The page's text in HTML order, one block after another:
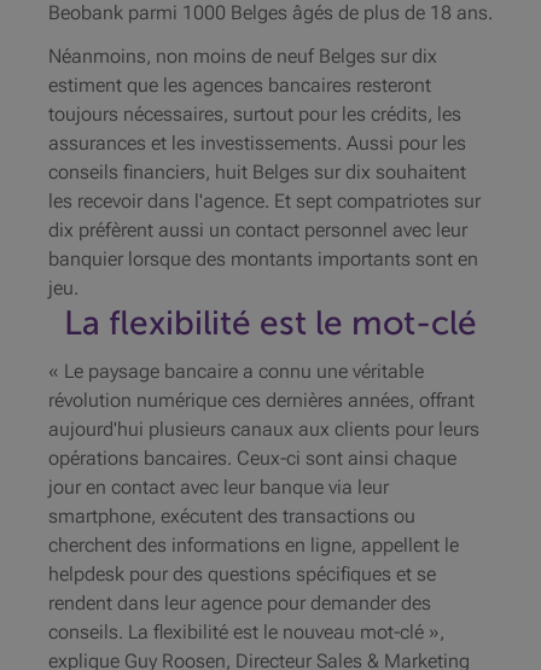
Beobank parmi 1000 Belges âgés de plus de 18 ans.
Néanmoins, non moins de neuf Belges sur dix
estiment que les agences bancaires resteront
toujours nécessaires, surtout pour les crédits, les
assurances et les investissements. Aussi pour les
conseils financiers, huit Belges sur dix souhaitent
les recevoir dans l'agence. Et sept compatriotes sur
dix préfèrent aussi un contact personnel avec leur
banquier lorsque des montants importants sont en
jeu.
La flexibilité est le mot-clé
« Le paysage bancaire a connu une véritable
révolution numérique ces dernières années, offrant
aujourd'hui plusieurs canaux aux clients pour leurs
opérations bancaires. Ceux-ci sont ainsi chaque
jour en contact avec leur banque via leur
smartphone, exécutent des transactions ou
cherchent des informations en ligne, appellent le
helpdesk pour des questions spécifiques et se
rendent dans leur agence pour demander des
conseils. La flexibilité est le nouveau mot-clé »,
explique Guy Roosen, Directeur Sales & Marketing